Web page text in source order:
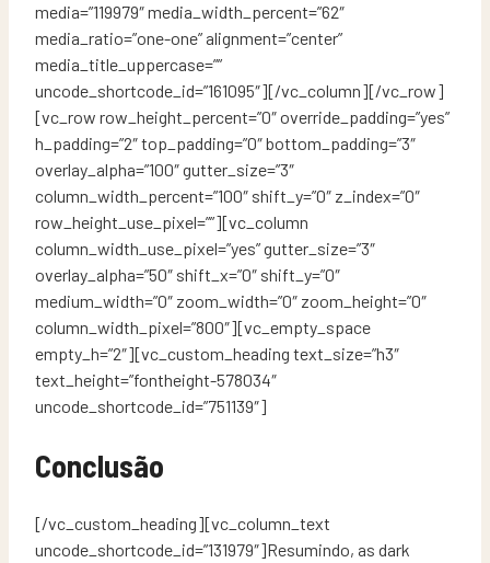
media=”119979″ media_width_percent=”62″
media_ratio=”one-one” alignment=”center”
media_title_uppercase=””
uncode_shortcode_id=”161095″][/vc_column][/vc_row]
[vc_row row_height_percent=”0″ override_padding=”yes”
h_padding=”2″ top_padding=”0″ bottom_padding=”3″
overlay_alpha=”100″ gutter_size=”3″
column_width_percent=”100″ shift_y=”0″ z_index=”0″
row_height_use_pixel=””][vc_column
column_width_use_pixel=”yes” gutter_size=”3″
overlay_alpha=”50″ shift_x=”0″ shift_y=”0″
medium_width=”0″ zoom_width=”0″ zoom_height=”0″
column_width_pixel=”800″][vc_empty_space
empty_h=”2″][vc_custom_heading text_size=”h3″
text_height=”fontheight-578034″
uncode_shortcode_id=”751139″]
Conclusão
[/vc_custom_heading][vc_column_text
uncode_shortcode_id=”131979″]Resumindo, as dark